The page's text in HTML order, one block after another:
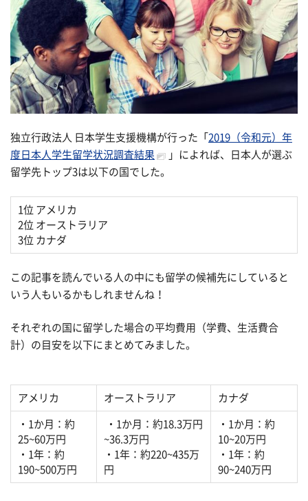
独立行政法人 日本学生支援機構が行った「 2019（令和元）年
度日本人学生留学状況調査結果
」によれば、日本人が選ぶ
留学先トップ3は以下の国でした。
1位 アメリカ
2位 オーストラリア
3位 カナダ
この記事を読んでいる人の中にも留学の候補先にしていると
いう人もいるかもしれませんね！
それぞれの国に留学した場合の平均費用（学費、生活費合
計）の目安を以下にまとめてみました。
アメリカ オーストラリア カナダ
・1か月：約
25~60万円
・1年：約
190~500万円
・1か月：約18.3万円
~36.3万円
・1年：約220~435万
円
・1か月：約
10~20万円
・1年：約
90~240万円